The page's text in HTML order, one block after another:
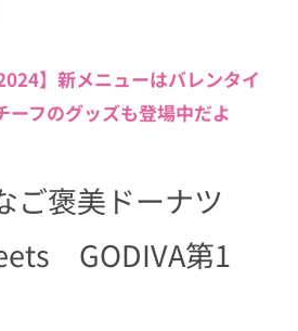
ショコラ」
はたまらんおいしさ！
】新メニューはバレンタイ
ーフのグッズも登場中だよ
ご褒美ドーナツ
GODIVA第1